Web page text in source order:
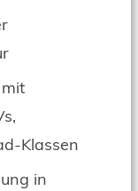
Klassen
in